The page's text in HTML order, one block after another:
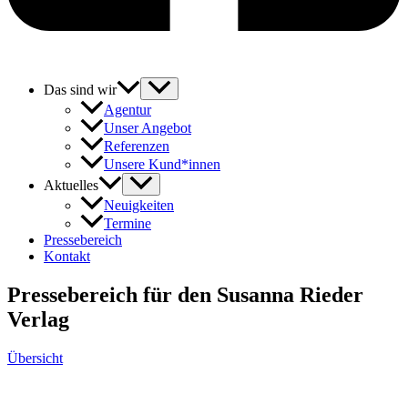
Das sind wir
Agentur
Unser Angebot
Referenzen
Unsere Kund*innen
Aktuelles
Neuigkeiten
Termine
Pressebereich
Kontakt
Pressebereich für den Susanna Rieder
Verlag
Übersicht